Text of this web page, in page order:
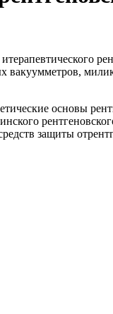
вакуумметров,
основы
защиты